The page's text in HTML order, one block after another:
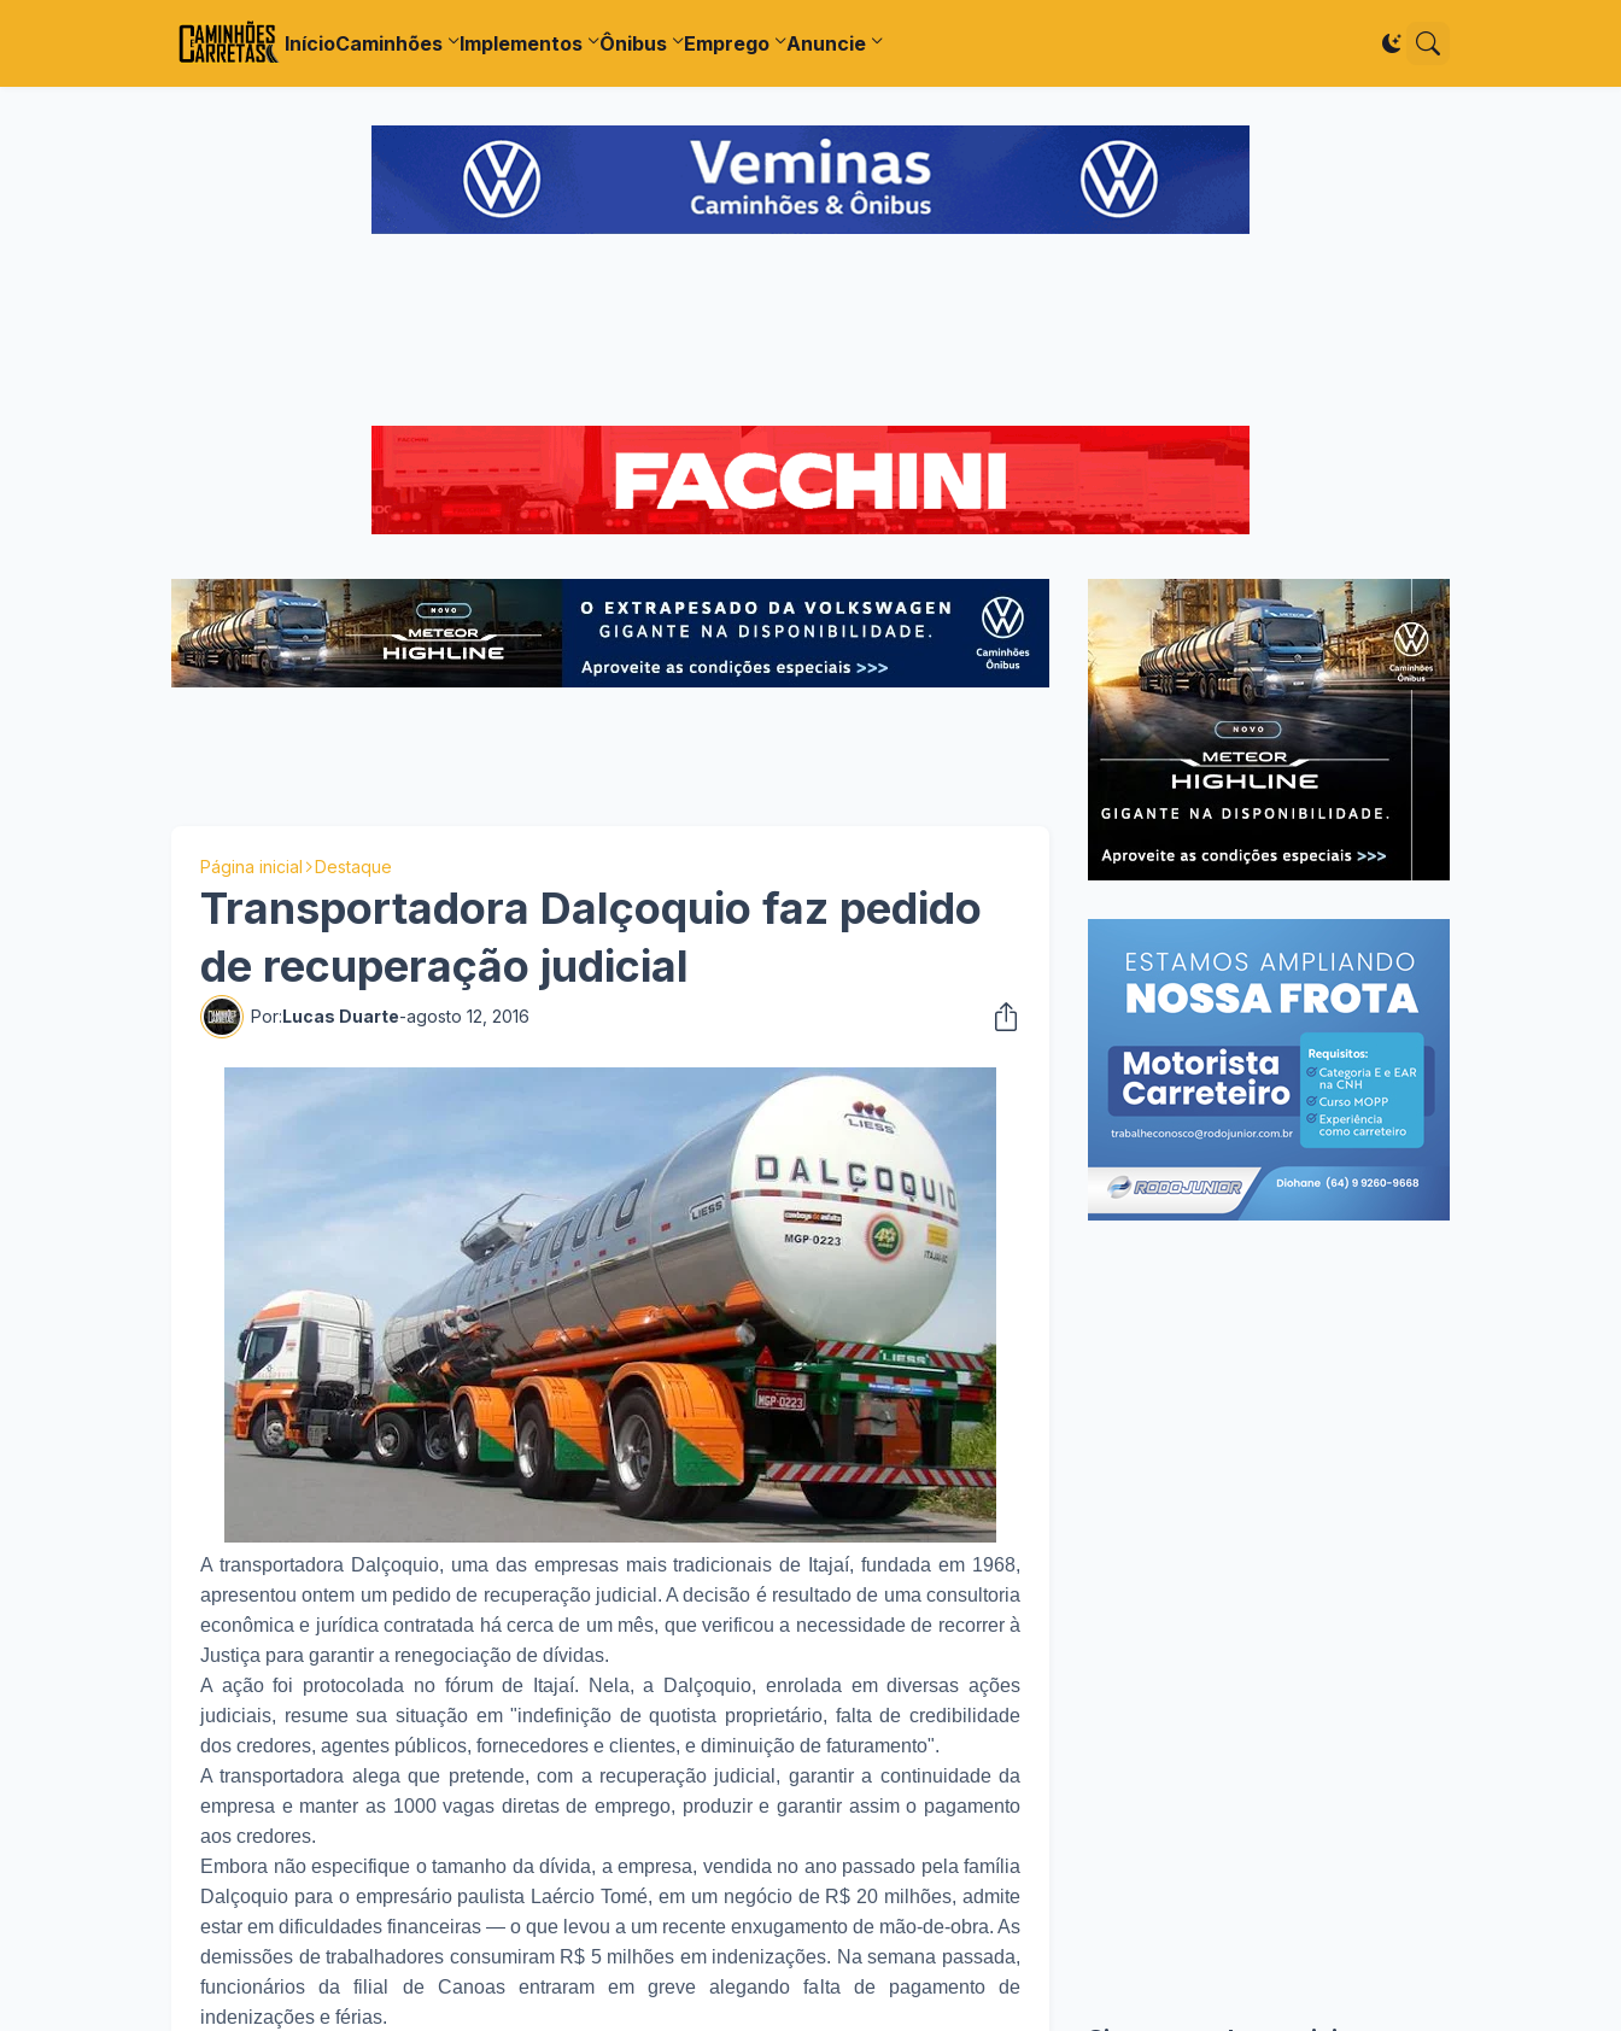
InícioCaminhões Implementos Ônibus Emprego Anuncie
Página inicial Destaque
Transportadora Dalçoquio faz pedido
de recuperação judicial
Por:Lucas Duarte-agosto 12, 2016
A transportadora Dalçoquio, uma das empresas mais tradicionais de Itajaí, fundada em 1968,
apresentou ontem um pedido de recuperação judicial. A decisão é resultado de uma consultoria
econômica e jurídica contratada há cerca de um mês, que verificou a necessidade de recorrer à
Justiça para garantir a renegociação de dívidas.
A ação foi protocolada no fórum de Itajaí. Nela, a Dalçoquio, enrolada em diversas ações
judiciais, resume sua situação em "indefinição de quotista proprietário, falta de credibilidade
dos credores, agentes públicos, fornecedores e clientes, e diminuição de faturamento".
A transportadora alega que pretende, com a recuperação judicial, garantir a continuidade da
empresa e manter as 1000 vagas diretas de emprego, produzir e garantir assim o pagamento
aos credores.
Embora não especifique o tamanho da dívida, a empresa, vendida no ano passado pela família
Dalçoquio para o empresário paulista Laércio Tomé, em um negócio de R$ 20 milhões, admite
estar em dificuldades financeiras — o que levou a um recente enxugamento de mão-de-obra. As
demissões de trabalhadores consumiram R$ 5 milhões em indenizações. Na semana passada,
funcionários da filial de Canoas entraram em greve alegando falta de pagamento de
indenizações e férias.